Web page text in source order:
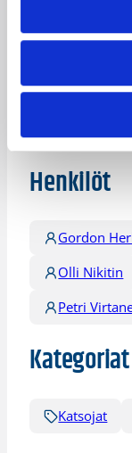
Henkilöt
Gordon
Olli Nikitin
Petri
Kategoriat
Katsojat